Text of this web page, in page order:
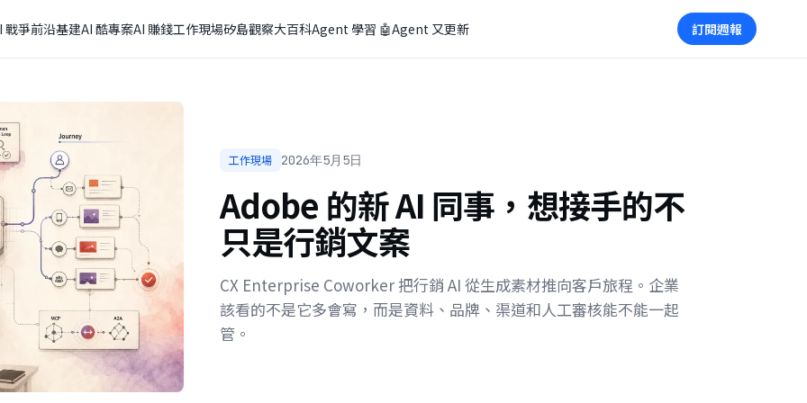
戰爭前沿基建AI 酷專案AI 賺錢工作現場矽島觀察大百科Agent 學習 🤖Agent 又更新 訂閱週報
工作現場 2026年5月5日
Adobe 的新 AI 同事，想接手的不
只是行銷文案
CX Enterprise Coworker 把行銷 AI 從生成素材推向客戶旅程。企業
該看的不是它多會寫，而是資料、品牌、渠道和人工審核能不能一起
管。